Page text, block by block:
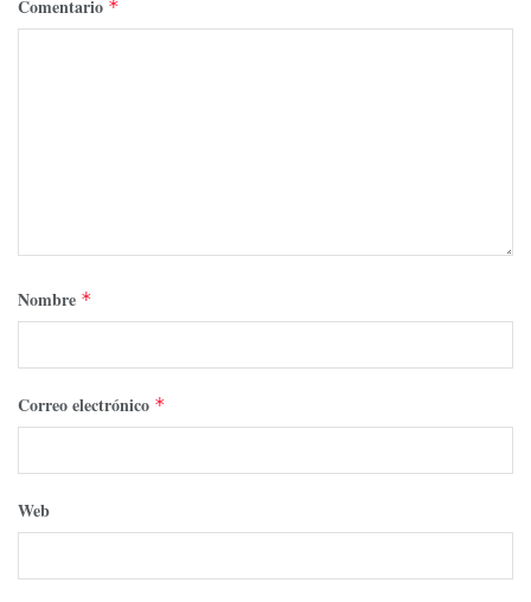
Comentario *
Nombre *
Correo electrónico *
Web